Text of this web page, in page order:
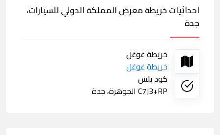
احداثيات خريطة معرض المملكة الدولي للسيارات،
جدة
خريطة غوغل
خريطة غوغل
كود بلس
C7J3+RP الجوهرة، جدة